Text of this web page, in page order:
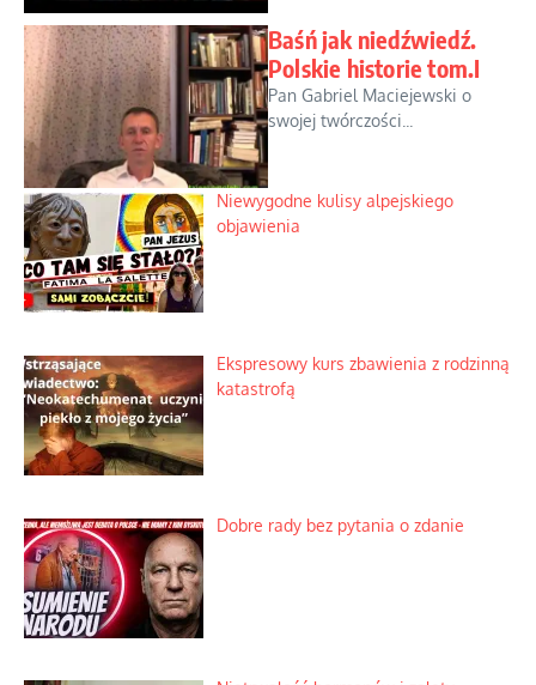
Baśń jak niedźwiedź.
Polskie historie tom.I
Pan Gabriel Maciejewski o
swojej twórczości...